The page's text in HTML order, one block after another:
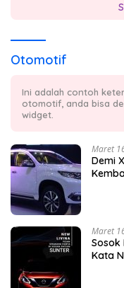
Otomotif
Ini adalah contoh
otomotif, anda bisa
widget.
Maret
Demi
Maret
Sosok
Kata